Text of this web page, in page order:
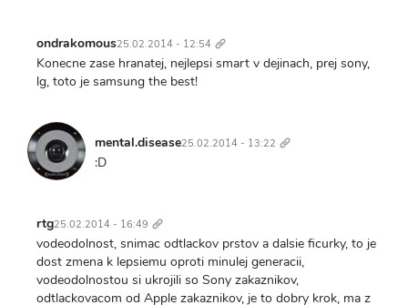
ondrakomous25.02.2014 - 12:54 odkaz
Konecne zase hranatej, nejlepsi smart v dejinach, prej sony,
lg, toto je samsung the best!
mental.disease25.02.2014 - 13:22 odkaz
:D
rtg25.02.2014 - 16:49 odkaz
vodeodolnost, snimac odtlackov prstov a dalsie ficurky, to je
dost zmena k lepsiemu oproti minulej generacii,
vodeodolnostou si ukrojili so Sony zakaznikov,
odtlackovacom od Apple zakaznikov, je to dobry krok, ma z